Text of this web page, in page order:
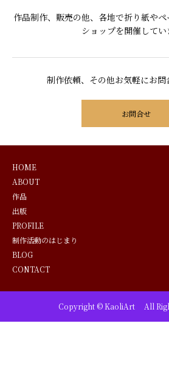
作品制作、販売の他、各地で折り紙や
ショップを開催してい
制作依頼、その他お気軽にお問
お問合せ
HOME
ABOUT
作品
出版
PROFILE
制作活動のはじまり
BLOG
CONTACT
Copyright © KaoliArt All